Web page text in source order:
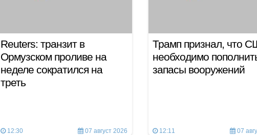
Reuters: транзит в
Ормузском проливе на
неделе сократился на
треть
12:30 07 август 2026
Трамп признал, что
необходимо
запасы вооружений
12:11 07